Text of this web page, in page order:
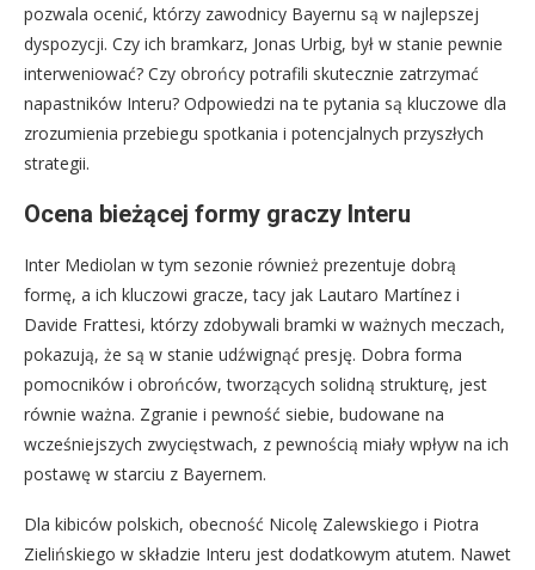
pozwala ocenić, którzy zawodnicy Bayernu są w najlepszej
dyspozycji. Czy ich bramkarz, Jonas Urbig, był w stanie pewnie
interweniować? Czy obrońcy potrafili skutecznie zatrzymać
napastników Interu? Odpowiedzi na te pytania są kluczowe dla
zrozumienia przebiegu spotkania i potencjalnych przyszłych
strategii.
Ocena bieżącej formy graczy Interu
Inter Mediolan w tym sezonie również prezentuje dobrą
formę, a ich kluczowi gracze, tacy jak Lautaro Martínez i
Davide Frattesi, którzy zdobywali bramki w ważnych meczach,
pokazują, że są w stanie udźwignąć presję. Dobra forma
pomocników i obrońców, tworzących solidną strukturę, jest
równie ważna. Zgranie i pewność siebie, budowane na
wcześniejszych zwycięstwach, z pewnością miały wpływ na ich
postawę w starciu z Bayernem.
Dla kibiców polskich, obecność Nicolę Zalewskiego i Piotra
Zielińskiego w składzie Interu jest dodatkowym atutem. Nawet